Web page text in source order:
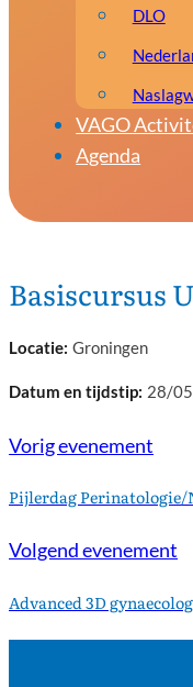
DLO
VAGO
Agenda
Basiscursus
Groningen
28/
Vorig evenement
Pijlerdag Perinatologie/
Volgend evenement
Advanced 3D